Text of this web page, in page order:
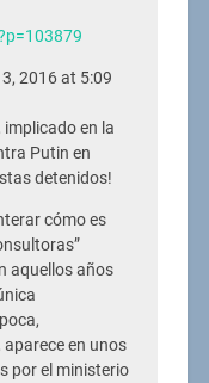
2016 at 5:09
en la
Putin en
detenidos!
cómo es
aquellos años
en unos
por el ministerio